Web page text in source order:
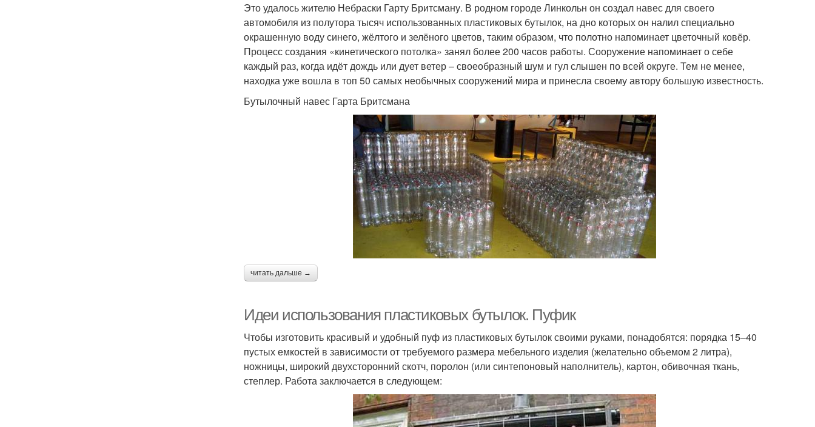
Это удалось жителю Небраски Гарту Бритсману. В родном городе Линкольн он создал навес для своего
автомобиля из полутора тысяч использованных пластиковых бутылок, на дно которых он налил специально
окрашенную воду синего, жёлтого и зелёного цветов, таким образом, что полотно напоминает цветочный ковёр.
Процесс создания «кинетического потолка» занял более 200 часов работы. Сооружение напоминает о себе
каждый раз, когда идёт дождь или дует ветер – своеобразный шум и гул слышен по всей округе. Тем не менее,
находка уже вошла в топ 50 самых необычных сооружений мира и принесла своему автору большую известность.
Бутылочный навес Гарта Бритсмана
читать дальше →
Идеи использования пластиковых бутылок. Пуфик
Чтобы изготовить красивый и удобный пуф из пластиковых бутылок своими руками, понадобятся: порядка 15–40
пустых емкостей в зависимости от требуемого размера мебельного изделия (желательно объемом 2 литра),
ножницы, широкий двухсторонний скотч, поролон (или синтепоновый наполнитель), картон, обивочная ткань,
степлер. Работа заключается в следующем: